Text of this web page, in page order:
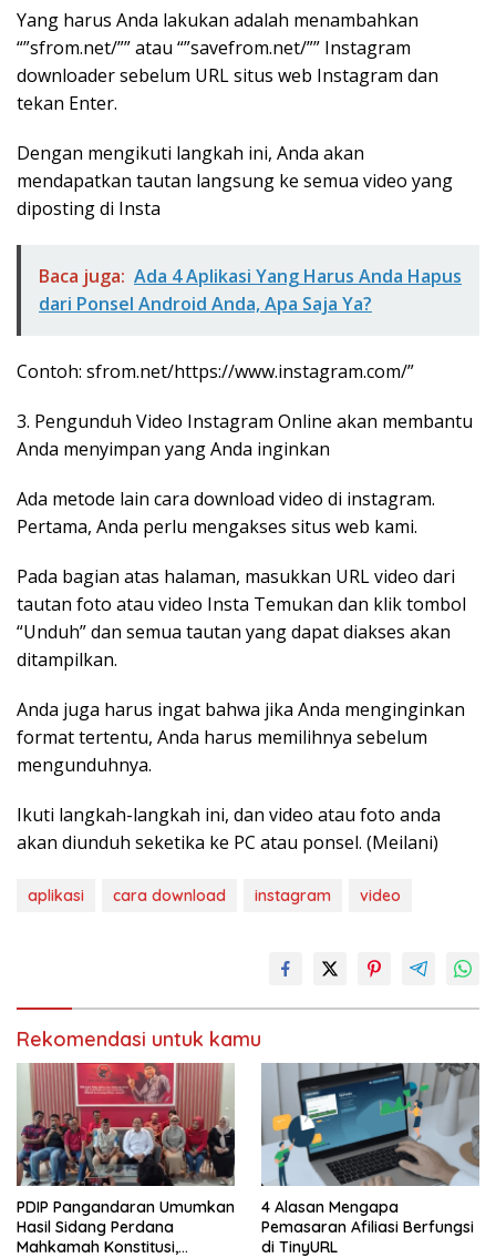
Yang harus Anda lakukan adalah menambahkan
“”sfrom.net/”” atau “”savefrom.net/”” Instagram
downloader sebelum URL situs web Instagram dan
tekan Enter.
Dengan mengikuti langkah ini, Anda akan
mendapatkan tautan langsung ke semua video yang
diposting di Insta
Baca juga: Ada 4 Aplikasi Yang Harus Anda Hapus
dari Ponsel Android Anda, Apa Saja Ya?
Contoh: sfrom.net/https://www.instagram.com/”
3. Pengunduh Video Instagram Online akan membantu
Anda menyimpan yang Anda inginkan
Ada metode lain cara download video di instagram.
Pertama, Anda perlu mengakses situs web kami.
Pada bagian atas halaman, masukkan URL video dari
tautan foto atau video Insta Temukan dan klik tombol
“Unduh” dan semua tautan yang dapat diakses akan
ditampilkan.
Anda juga harus ingat bahwa jika Anda menginginkan
format tertentu, Anda harus memilihnya sebelum
mengunduhnya.
Ikuti langkah-langkah ini, dan video atau foto anda
akan diunduh seketika ke PC atau ponsel. (Meilani)
aplikasi cara download instagram video
Rekomendasi untuk kamu
PDIP Pangandaran Umumkan
Hasil Sidang Perdana
Mahkamah Konstitusi,
4 Alasan Mengapa
Pemasaran Afiliasi Berfungsi
di TinyURL